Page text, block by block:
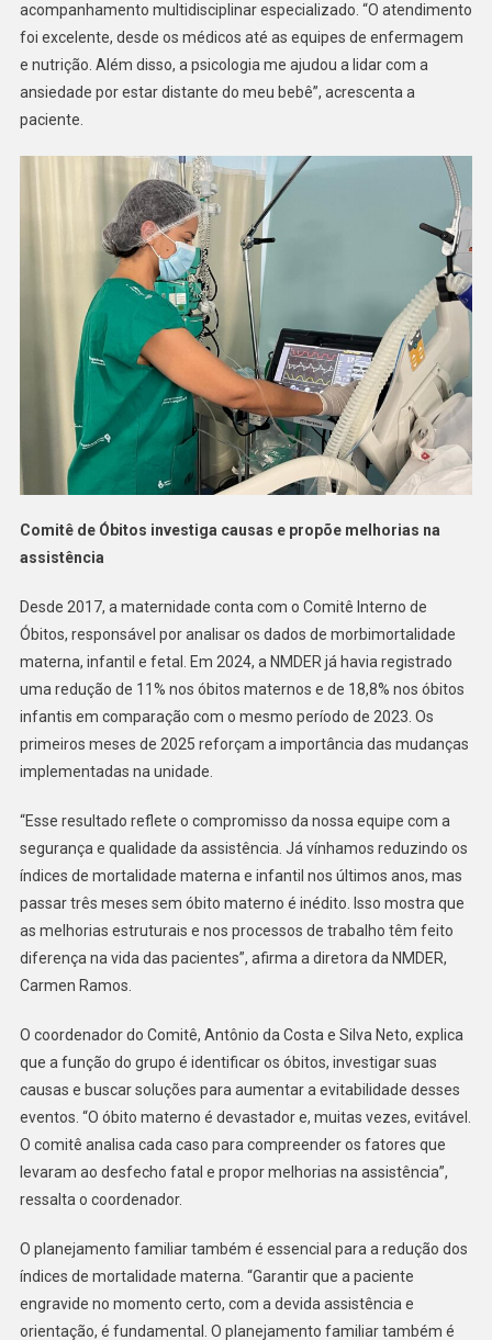
acompanhamento multidisciplinar especializado. “O atendimento
foi excelente, desde os médicos até as equipes de enfermagem
e nutrição. Além disso, a psicologia me ajudou a lidar com a
ansiedade por estar distante do meu bebê”, acrescenta a
paciente.
Comitê de Óbitos investiga causas e propõe melhorias na
assistência
Desde 2017, a maternidade conta com o Comitê Interno de
Óbitos, responsável por analisar os dados de morbimortalidade
materna, infantil e fetal. Em 2024, a NMDER já havia registrado
uma redução de 11% nos óbitos maternos e de 18,8% nos óbitos
infantis em comparação com o mesmo período de 2023. Os
primeiros meses de 2025 reforçam a importância das mudanças
implementadas na unidade.
“Esse resultado reflete o compromisso da nossa equipe com a
segurança e qualidade da assistência. Já vínhamos reduzindo os
índices de mortalidade materna e infantil nos últimos anos, mas
passar três meses sem óbito materno é inédito. Isso mostra que
as melhorias estruturais e nos processos de trabalho têm feito
diferença na vida das pacientes”, afirma a diretora da NMDER,
Carmen Ramos.
O coordenador do Comitê, Antônio da Costa e Silva Neto, explica
que a função do grupo é identificar os óbitos, investigar suas
causas e buscar soluções para aumentar a evitabilidade desses
eventos. “O óbito materno é devastador e, muitas vezes, evitável.
O comitê analisa cada caso para compreender os fatores que
levaram ao desfecho fatal e propor melhorias na assistência”,
ressalta o coordenador.
O planejamento familiar também é essencial para a redução dos
índices de mortalidade materna. “Garantir que a paciente
engravide no momento certo, com a devida assistência e
orientação, é fundamental. O planejamento familiar também é